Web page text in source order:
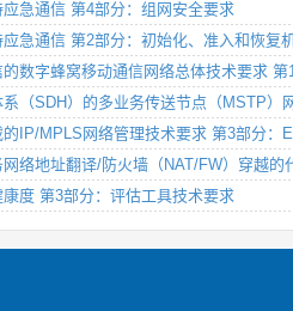
急通信 第4部分：组网安全要求
急通信 第2部分：初始化、准入和恢复
数字蜂窝移动通信网络总体技术要求
（SDH）的多业务传送节点（MSTP
IP/MPLS网络管理技术要求 第3部分：
络地址翻译/防火墙（NAT/FW）穿越的
度 第3部分：评估工具技术要求